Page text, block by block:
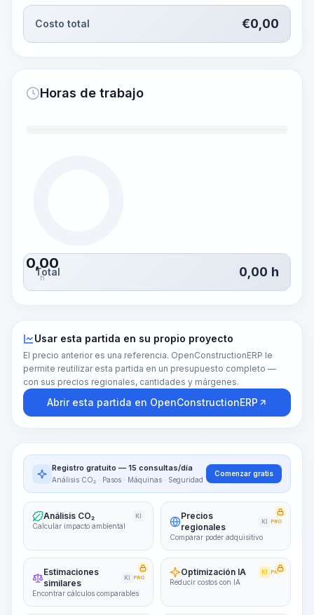
Costo total €0,00
Horas de trabajo
0,00
h
Total 0,00 h
Usar esta partida en su propio proyecto
El precio anterior es una referencia. OpenConstructionERP le
permite reutilizar esta partida en un presupuesto completo —
con sus precios regionales, cantidades y márgenes.
Abrir esta partida en OpenConstructionERP
Registro gratuito — 15 consultas/día
Análisis CO₂ · Pasos · Máquinas · Seguridad
Comenzar gratis
Análisis CO₂ KI
Calcular impacto ambiental
Precios
regionales
KI PRO
Comparar poder adquisitivo
Estimaciones
similares
KI PRO
Encontrar cálculos comparables
Optimización IA KI PRO
Reducir costos con IA